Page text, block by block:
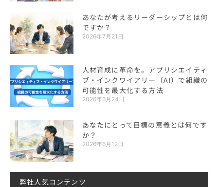
あなたが考えるリーダーシップとは何
ですか？
2026年7月21日
人材育成に革命を。アプリシエイティ
ブ・インクワイアリー（AI）で組織の
可能性を最大化する方法
2026年6月24日
あなたにとって目標の意義とは何です
か？
2026年6月12日
弊社人気コンテンツ